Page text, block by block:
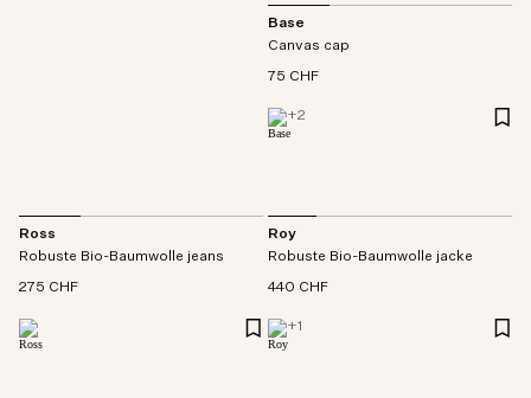
Base
Canvas cap
75 CHF
+2
Ross
Robuste Bio-Baumwolle jeans
275 CHF
Roy
Robuste Bio-Baumwolle jacke
440 CHF
+1